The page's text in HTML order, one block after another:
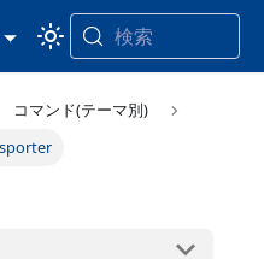
検索
コマンド(テーマ別)